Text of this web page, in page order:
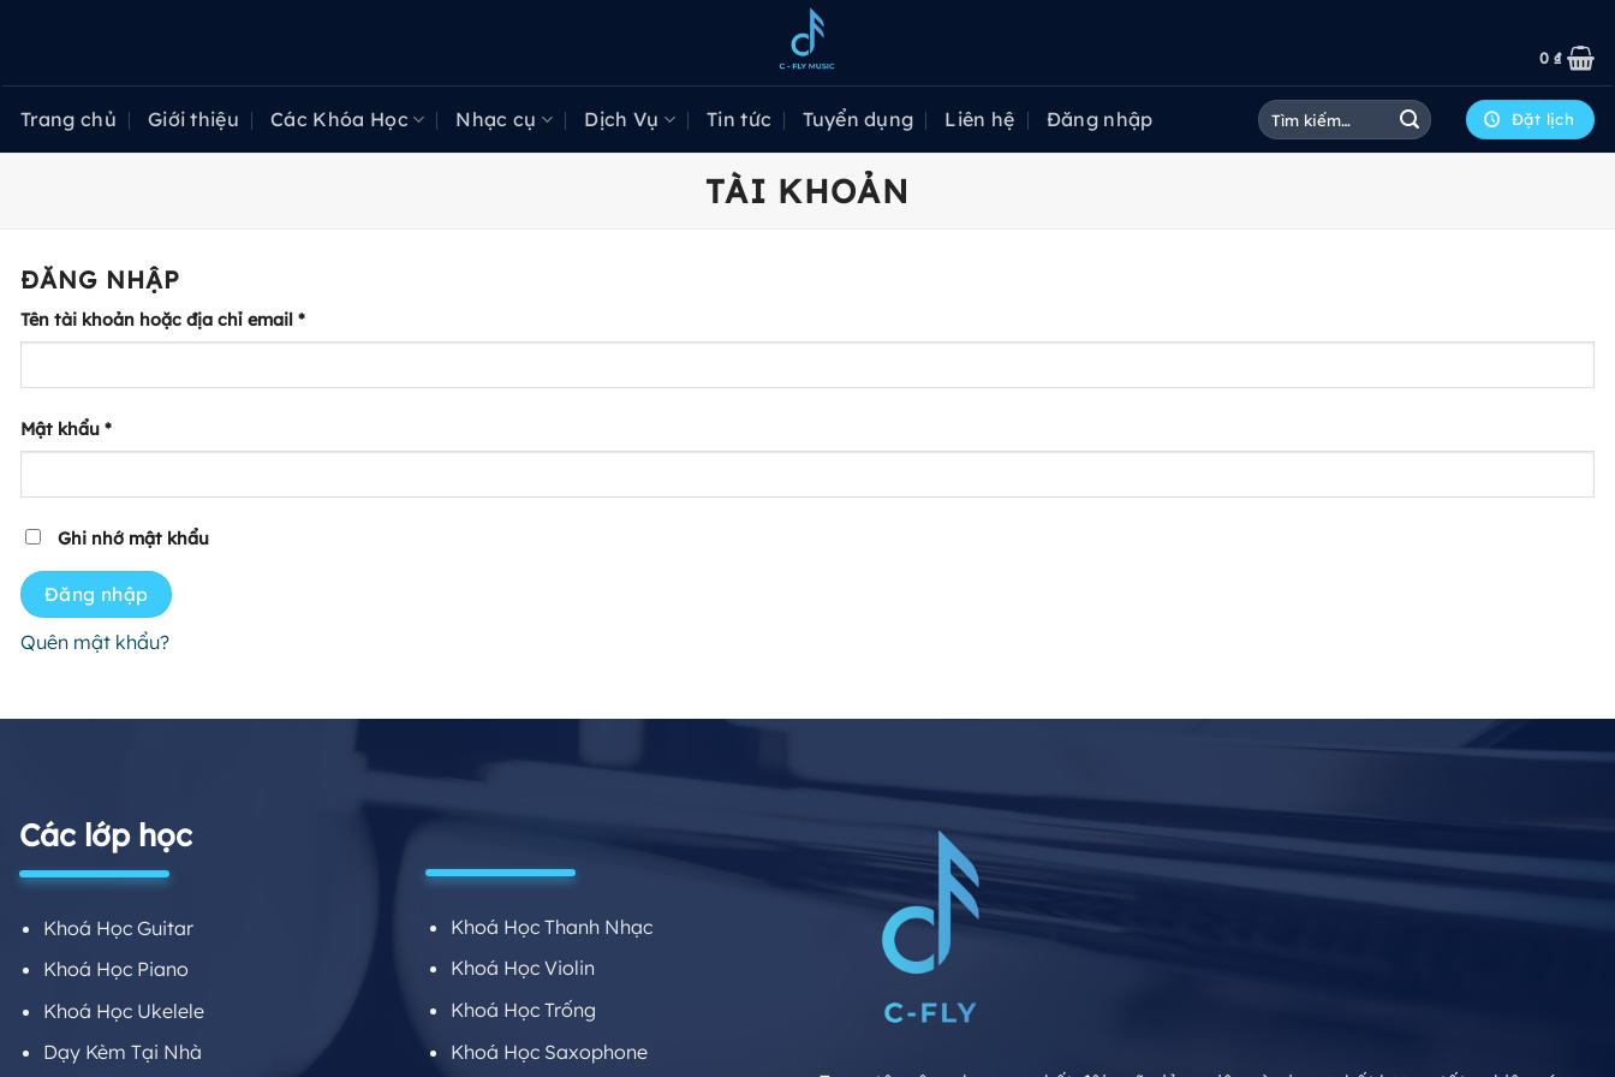
0 ₫
Trang chủ Giới thiệu Các Khóa Học Nhạc cụ Dịch Vụ Tin tức Tuyển dụng Liên hệ Đăng nhập
Tìm
kiếm:
Đặt lịch
TÀI KHOẢN
ĐĂNG NHẬP
Tên tài khoản hoặc địa chỉ email *Bắt
buộc
Mật khẩu *Bắt
buộc
Ghi nhớ mật khẩu
Đăng nhập
Quên mật khẩu?
Các lớp học
Khoá Học Guitar
Khoá Học Piano
Khoá Học Ukelele
Dạy Kèm Tại Nhà
Khoá Học Thanh Nhạc
Khoá Học Violin
Khoá Học Trống
Khoá Học Saxophone